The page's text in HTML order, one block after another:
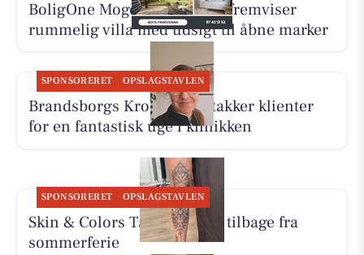
BoligOne Mogens Kragh I/S fremviser
rummelig villa med udsigt til åbne marker
SPONSORERET OPSLAGSTAVLEN
Brandsborgs Kropsterapi takker klienter
for en fantastisk uge i klinikken
SPONSORERET OPSLAGSTAVLEN
Skin & Colors Tattoo ApS er tilbage fra
sommerferie